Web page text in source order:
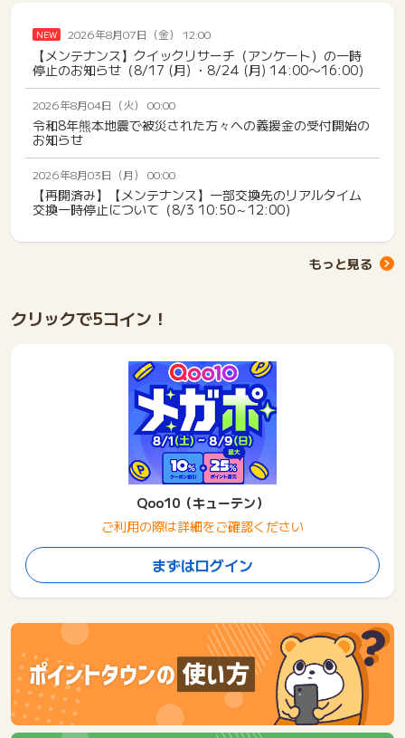
NEW 2026年8月07日（金） 12:00
【メンテナンス】クイックリサーチ（アンケート）の一時
停止のお知らせ（8/17 (月) ・8/24 (月) 14:00〜16:00）
2026年8月04日（火） 00:00
令和8年熊本地震で被災された方々への義援金の受付開始の
お知らせ
2026年8月03日（月） 00:00
【再開済み】【メンテナンス】一部交換先のリアルタイム
交換一時停止について（8/3 10:50～12:00）
もっと見る
クリックで5コイン！
Qoo10（キューテン）
ご利用の際は詳細をご確認ください
まずはログイン